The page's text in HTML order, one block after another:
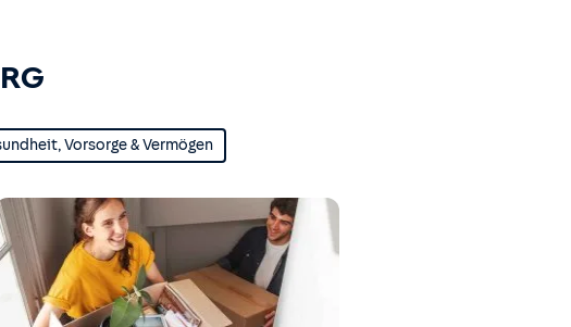
Vorsorge & Vermögen